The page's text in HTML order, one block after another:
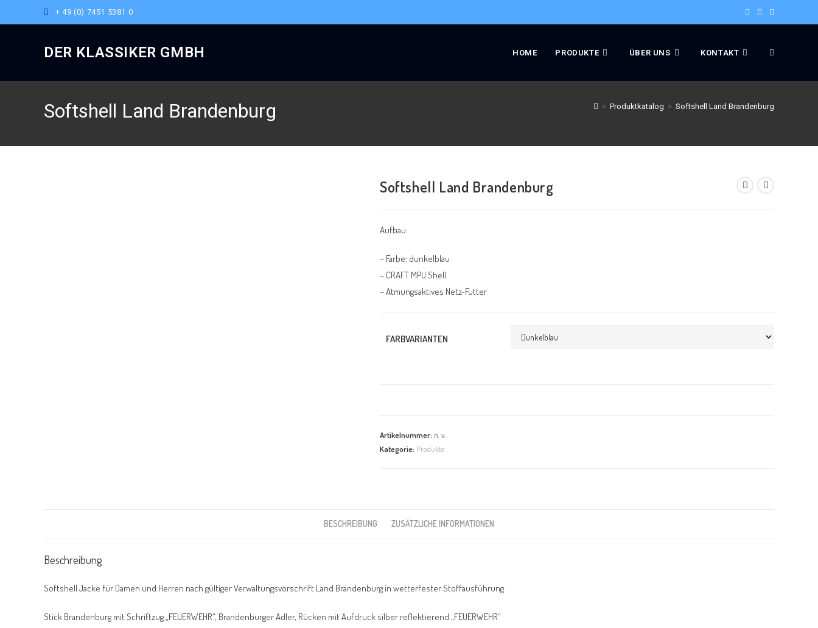
+ 49 (0) 7451 5381 0
DER KLASSIKER GMBH HOME PRODUKTE ÜBER UNS KONTAKT
Softshell Land Brandenburg > Produktkatalog > Softshell Land Brandenburg
Softshell Land Brandenburg
Aufbau:
– Farbe: dunkelblau
– CRAFT MPU Shell
– Atmungsaktives Netz-Futter
FARBVARIANTEN
Artikelnummer: n. v.
Kategorie: Produkte
BESCHREIBUNG ZUSÄTZLICHE INFORMATIONEN
Beschreibung
Softshell Jacke für Damen und Herren nach gültiger Verwaltungsvorschrift Land Brandenburg in wetterfester Stoffausführung
Stick Brandenburg mit Schriftzug „FEUERWEHR“, Brandenburger Adler, Rücken mit Aufdruck silber reflektierend „FEUERWEHR“